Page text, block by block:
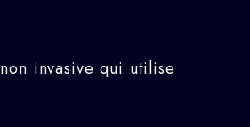
invasive qui utilise